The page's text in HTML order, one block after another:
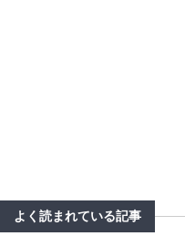
よく読まれている記事